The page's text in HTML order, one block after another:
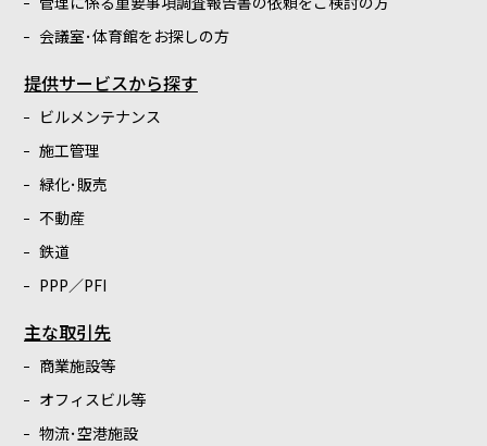
会議室･体育館をお探しの方
提供サービスから探す
ビルメンテナンス
施工管理
緑化･販売
不動産
鉄道
PPP／PFI
主な取引先
商業施設等
オフィスビル等
物流･空港施設